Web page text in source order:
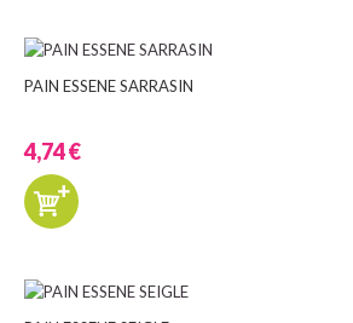
PAIN ESSENE SARRASIN
4,74 €